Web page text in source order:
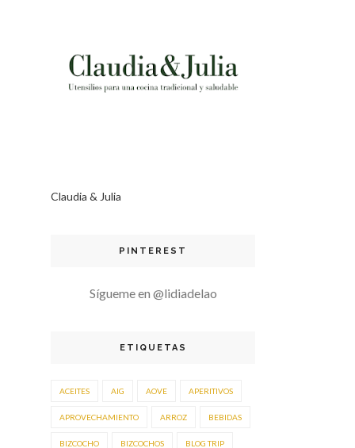
Claudia & Julia
PINTEREST
Sígueme en @lidiadelao
ETIQUETAS
ACEITES AIG AOVE APERITIVOS
APROVECHAMIENTO ARROZ BEBIDAS
BIZCOCHO BIZCOCHOS BLOG TRIP